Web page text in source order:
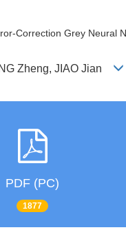
Correction Grey Neural
Zheng, JIAO Jian
PDF (PC)
1877